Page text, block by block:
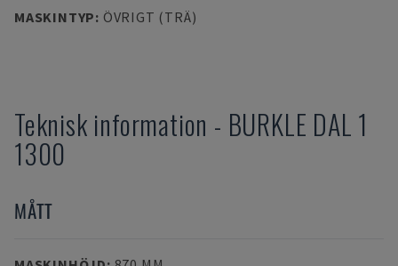
MASKINTYP: ÖVRIGT (TRÄ)
Teknisk information - BURKLE DAL 1
1300
MÅTT